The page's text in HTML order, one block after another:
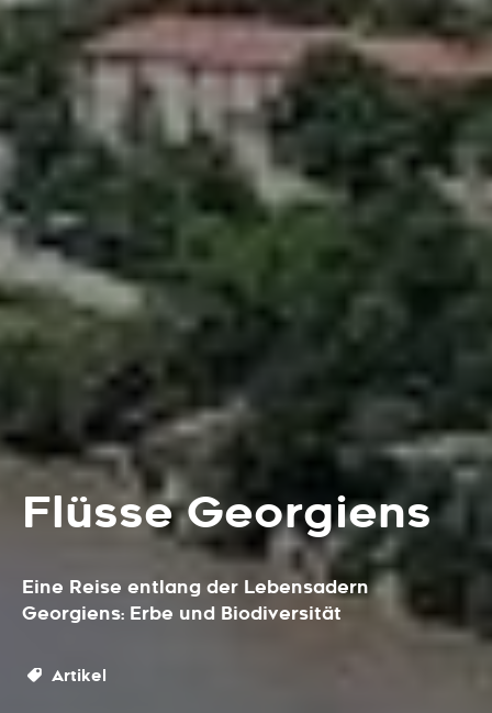
Flüsse Georgiens
Eine Reise entlang der Lebensadern
Georgiens: Erbe und Biodiversität
Artikel